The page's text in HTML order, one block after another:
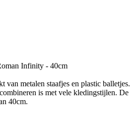
Infinity - 40cm
van metalen staafjes en plastic balletjes.
is met vele kledingstijlen. De
40cm.